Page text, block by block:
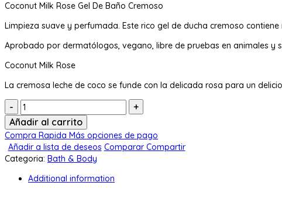
Coconut Milk Rose Gel De Baño Cremoso
Limpieza suave y perfumada. Este rico gel de ducha cremoso
Aprobado por dermatólogos, vegano, libre de pruebas en animales y
Coconut Milk Rose
La cremosa leche de coco se funde con la delicada rosa para un
Cantidad:
Añadir al carrito
Compra Rapida Más opciones de pago
Añadir a lista de deseos CompararCompartir
Categoria: Bath & Body
Additional information